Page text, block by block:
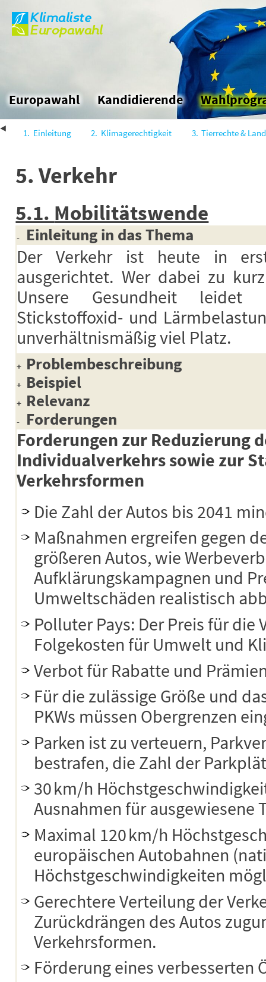
Skip
Klimaliste
Europawahl
Europawahl Kandidierende
1. Einleitung 2. Klimagerechtigkeit 3. Tierrechte &